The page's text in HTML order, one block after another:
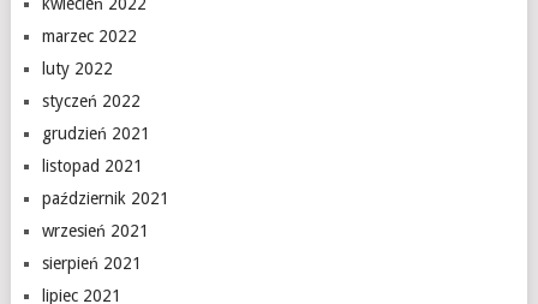
marzec 2022
luty 2022
styczeń 2022
grudzień 2021
listopad 2021
październik 2021
wrzesień 2021
sierpień 2021
lipiec 2021